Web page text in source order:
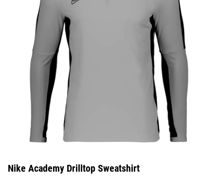
Nike Academy Drilltop Sweatshirt